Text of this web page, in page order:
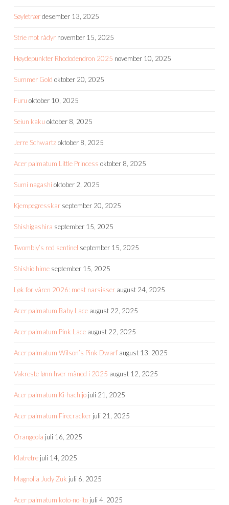
Søyletrærdesember 13, 2025
Strie mot rådyr november 15, 2025
Høydepunkter Rhododendron 2025 november 10, 2025
Summer Gold oktober 20, 2025
Furu oktober 10, 2025
Seiun kaku oktober 8, 2025
Jerre Schwartzoktober 8, 2025
Acer palmatum Little Princess oktober 8, 2025
Sumi nagashi oktober 2, 2025
Kjempegresskar september 20, 2025
Shishigashira september 15, 2025
Twombly’s red sentinel september 15, 2025
Shishio hime september 15, 2025
Løk for våren 2026: mest narsisser august 24, 2025
Acer palmatum Baby Lace august 22, 2025
Acer palmatum Pink Lace august 22, 2025
Acer palmatum Wilson’s Pink Dwarf august 13, 2025
Vakreste lønn hver måned i 2025 august 12, 2025
Acer palmatum Ki-hachijo juli 21, 2025
Acer palmatum Firecracker juli 21, 2025
Orangeola juli 16, 2025
Klatretre juli 14, 2025
Magnolia Judy Zuk juli 6, 2025
Acer palmatum koto-no-ito juli 4, 2025